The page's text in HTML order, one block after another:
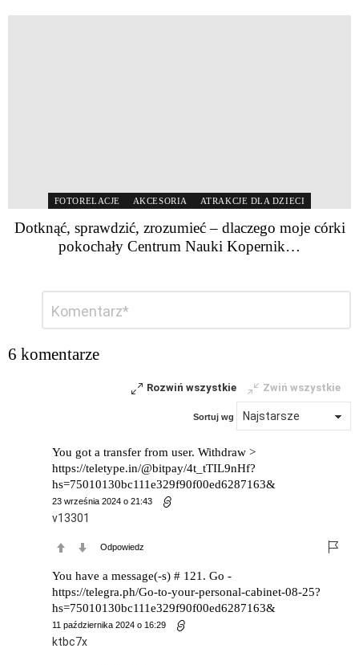
FOTORELACJE AKCESORIA ATRAKCJE DLA DZIECI
Dotknąć, sprawdzić, zrozumieć – dlaczego moje córki
pokochały Centrum Nauki Kopernik…
komentarz
6 komentarze
Rozwiń wszystkie Zwiń wszystkie
Sortuj wg
You got a transfer from user. Withdrаw >
https://teletype.in/@bitpay/4t_tTIL9nHf?
hs=75010130bc111e329f90f00ed6287163&
23 września 2024 o 21:43
v13301
Odpowiedz
You have a message(-s) # 121. Go -
https://telegra.ph/Go-to-your-personal-cabinet-08-25?
hs=75010130bc111e329f90f00ed6287163&
11 października 2024 o 16:29
ktbc7x